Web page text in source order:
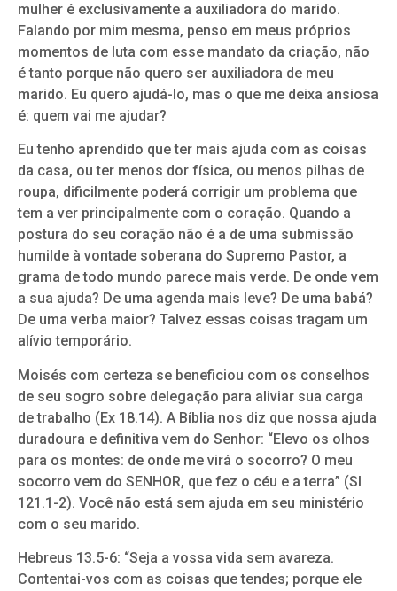
mulher é exclusivamente a auxiliadora do marido.
Falando por mim mesma, penso em meus próprios
momentos de luta com esse mandato da criação, não
é tanto porque não quero ser auxiliadora de meu
marido. Eu quero ajudá-lo, mas o que me deixa ansiosa
é: quem vai me ajudar?
Eu tenho aprendido que ter mais ajuda com as coisas
da casa, ou ter menos dor física, ou menos pilhas de
roupa, dificilmente poderá corrigir um problema que
tem a ver principalmente com o coração. Quando a
postura do seu coração não é a de uma submissão
humilde à vontade soberana do Supremo Pastor, a
grama de todo mundo parece mais verde. De onde vem
a sua ajuda? De uma agenda mais leve? De uma babá?
De uma verba maior? Talvez essas coisas tragam um
alívio temporário.
Moisés com certeza se beneficiou com os conselhos
de seu sogro sobre delegação para aliviar sua carga
de trabalho (Ex 18.14). A Bíblia nos diz que nossa ajuda
duradoura e definitiva vem do Senhor: “Elevo os olhos
para os montes: de onde me virá o socorro? O meu
socorro vem do SENHOR, que fez o céu e a terra” (Sl
121.1-2). Você não está sem ajuda em seu ministério
com o seu marido.
Hebreus 13.5-6: “Seja a vossa vida sem avareza.
Contentai-vos com as coisas que tendes; porque ele